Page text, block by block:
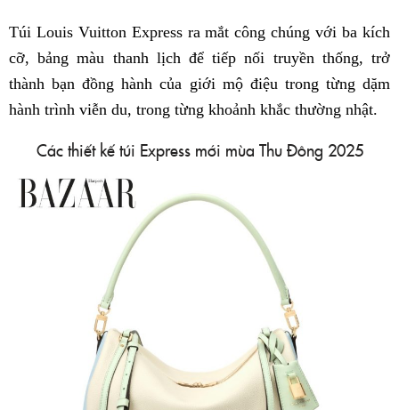
Túi Louis Vuitton Express ra mắt công chúng với ba kích
cỡ, bảng màu thanh lịch để tiếp nối truyền thống, trở
thành bạn đồng hành của giới mộ điệu trong từng dặm
hành trình viễn du, trong từng khoảnh khắc thường nhật.
Các thiết kế túi Express mới mùa Thu Đông 2025